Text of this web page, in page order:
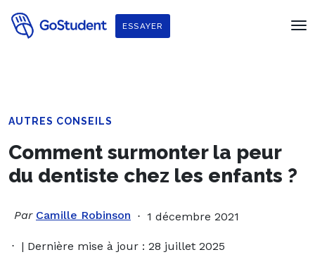
ESSAYER
AUTRES CONSEILS
Comment surmonter la peur
du dentiste chez les enfants ?
Par Camille Robinson 1 décembre 2021
| Dernière mise à jour : 28 juillet 2025